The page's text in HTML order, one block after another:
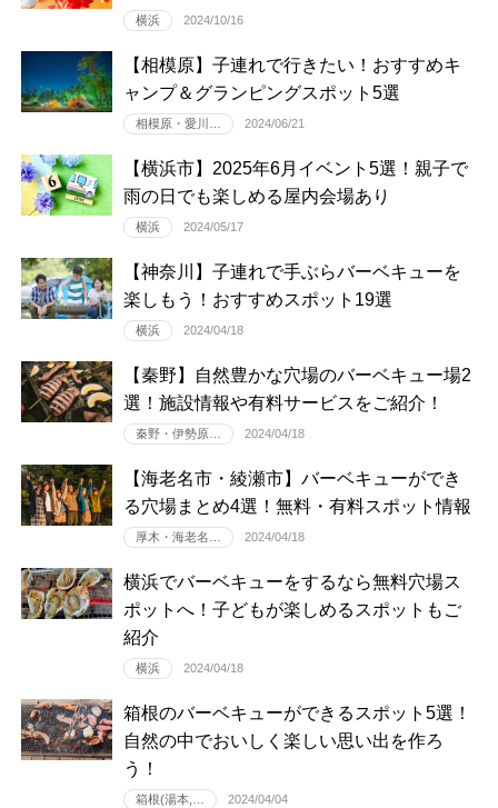
横浜 2024/10/16
【相模原】子連れで行きたい！おすすめキ
ャンプ＆グランピングスポット5選
相模原・愛川… 2024/06/21
【横浜市】2025年6月イベント5選！親子で
雨の日でも楽しめる屋内会場あり
横浜 2024/05/17
【神奈川】子連れで手ぶらバーベキューを
楽しもう！おすすめスポット19選
横浜 2024/04/18
【秦野】自然豊かな穴場のバーベキュー場2
選！施設情報や有料サービスをご紹介！
秦野・伊勢原… 2024/04/18
【海老名市・綾瀬市】バーベキューができ
る穴場まとめ4選！無料・有料スポット情報
厚木・海老名… 2024/04/18
横浜でバーベキューをするなら無料穴場ス
ポットへ！子どもが楽しめるスポットもご
紹介
横浜 2024/04/18
箱根のバーベキューができるスポット5選！
自然の中でおいしく楽しい思い出を作ろ
う！
箱根(湯本,… 2024/04/04